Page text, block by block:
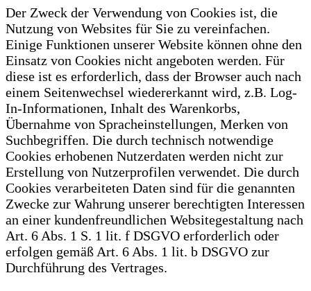
Der Zweck der Verwendung von Cookies ist, die
Nutzung von Websites für Sie zu vereinfachen.
Einige Funktionen unserer Website können ohne den
Einsatz von Cookies nicht angeboten werden. Für
diese ist es erforderlich, dass der Browser auch nach
einem Seitenwechsel wiedererkannt wird, z.B. Log-
In-Informationen, Inhalt des Warenkorbs,
Übernahme von Spracheinstellungen, Merken von
Suchbegriffen. Die durch technisch notwendige
Cookies erhobenen Nutzerdaten werden nicht zur
Erstellung von Nutzerprofilen verwendet. Die durch
Cookies verarbeiteten Daten sind für die genannten
Zwecke zur Wahrung unserer berechtigten Interessen
an einer kundenfreundlichen Websitegestaltung nach
Art. 6 Abs. 1 S. 1 lit. f DSGVO erforderlich oder
erfolgen gemäß Art. 6 Abs. 1 lit. b DSGVO zur
Durchführung des Vertrages.